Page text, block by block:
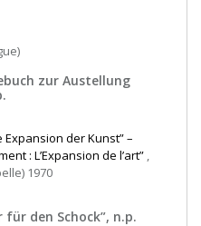
zur Austellung
der Kunst” –
: L’Expansion de l’art” ,
1970
für den Schock”, n.p.